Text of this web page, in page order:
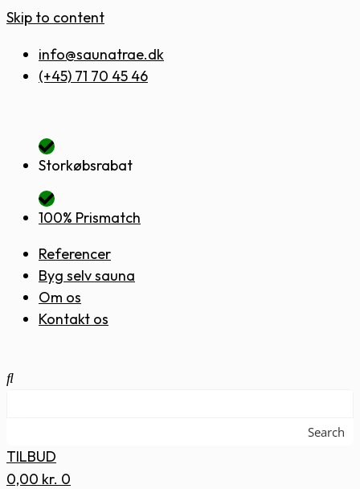
Skip to content
info@saunatrae.dk
(+45) 71 70 45 46
Storkøbsrabat
100% Prismatch
Referencer
Byg selv sauna
Om os
Kontakt os
Search
TILBUD
0,00 kr. 0